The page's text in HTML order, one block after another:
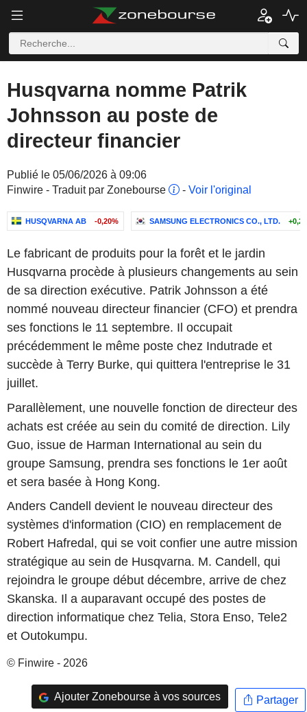
Husqvarna nomme Patrik
Johnsson au poste de
directeur financier
Publié le 05/06/2026 à 09:06
Finwire - Traduit par Zonebourse
- Voir l'original
HUSQVARNA AB -0,20% SAMSUNG ELECTRONICS CO., LTD.
Le fabricant de produits pour la forêt et le jardin
Husqvarna procède à plusieurs changements au sein
de sa direction exécutive. Patrik Johnsson a été
nommé nouveau directeur financier (CFO) et prendra
ses fonctions le 11 septembre. Il occupait
précédemment le même poste chez Indutrade et
succède à Terry Burke, qui quittera l'entreprise le 31
juillet.
Parallèlement, une nouvelle fonction de directeur des
achats est créée au sein du comité de direction. Lily
Guo, issue de Harman International au sein du
groupe Samsung, prendra ses fonctions le 1er août
et sera basée à Hong Kong.
Anders Candell devient le nouveau directeur des
systèmes d'information (CIO) en remplacement de
Robert Hafredal, qui se voit confier une autre mission
stratégique au sein de Husqvarna. M. Candell, qui
rejoindra le groupe début décembre, arrive de chez
Skanska. Il a auparavant occupé des postes de
direction informatique chez Telia, Stora Enso, Tele2
et Outokumpu.
© Finwire - 2026
Ajouter Zonebourse à vos sources Partager